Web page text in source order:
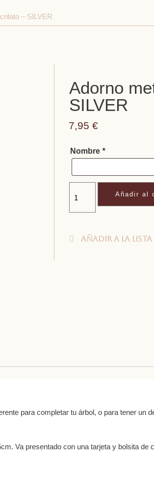
– SILVER
Adorno
SILVER
7,95 €
Nombre *
Añadir al
Añadir a la lista
para completar tu árbol, o para tener un
Va presentado con una tarjeta y bolsita de